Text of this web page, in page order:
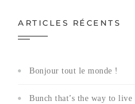
ARTICLES RÉCENTS
Bonjour tout le monde !
Bunch that’s the way to live